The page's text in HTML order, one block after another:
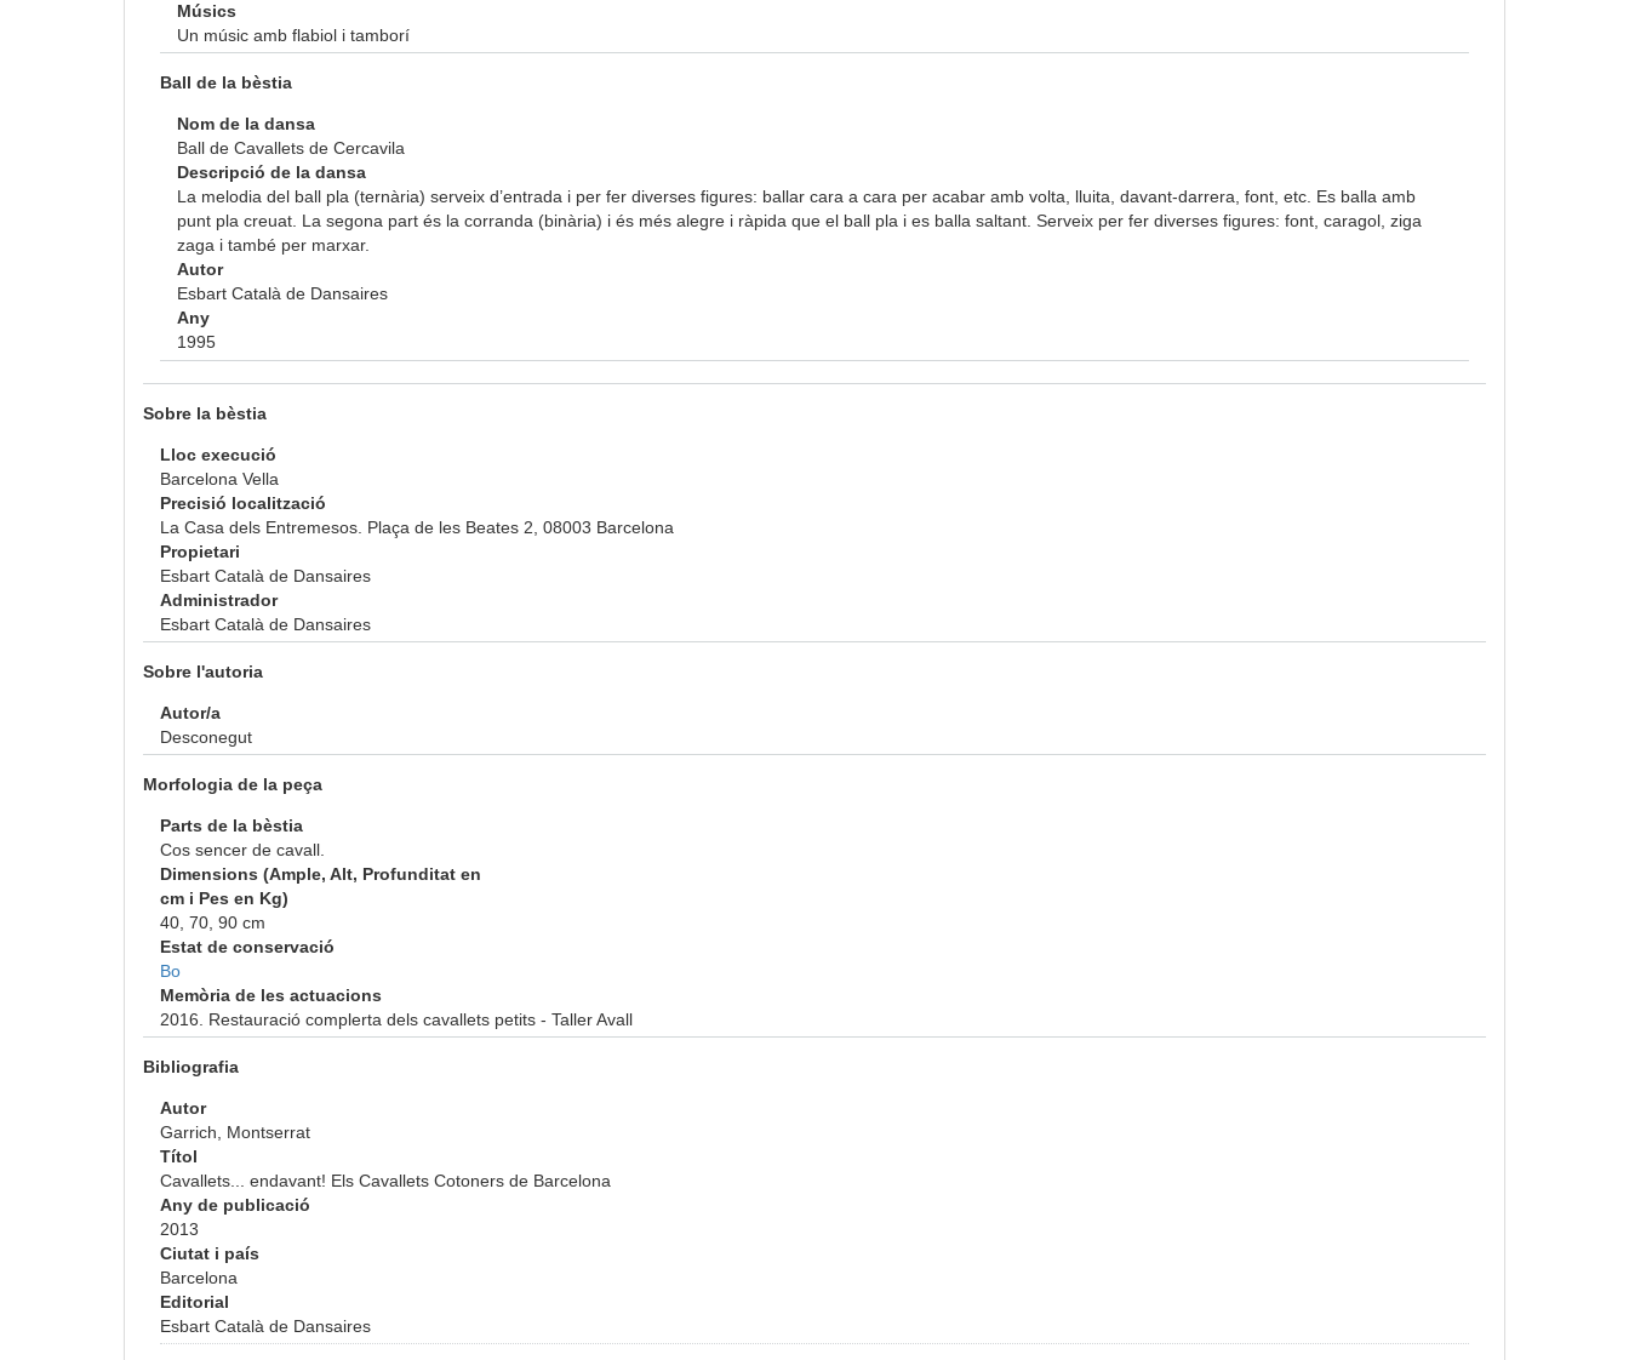
Músics
Un músic amb flabiol i tamborí
Ball de la bèstia
Nom de la dansa
Ball de Cavallets de Cercavila
Descripció de la dansa
La melodia del ball pla (ternària) serveix d’entrada i per fer diverses figures: ballar cara a cara per acabar amb volta, lluita, davant-darrera, font, etc. Es balla amb
punt pla creuat. La segona part és la corranda (binària) i és més alegre i ràpida que el ball pla i es balla saltant. Serveix per fer diverses figures: font, caragol, ziga
zaga i també per marxar.
Autor
Esbart Català de Dansaires
Any
1995
Sobre la bèstia
Lloc execució
Barcelona Vella
Precisió localització
La Casa dels Entremesos. Plaça de les Beates 2, 08003 Barcelona
Propietari
Esbart Català de Dansaires
Administrador
Esbart Català de Dansaires
Sobre l'autoria
Autor/a
Desconegut
Morfologia de la peça
Parts de la bèstia
Cos sencer de cavall.
Dimensions (Ample, Alt, Profunditat en
cm i Pes en Kg)
40, 70, 90 cm
Estat de conservació
Bo
Memòria de les actuacions
2016. Restauració complerta dels cavallets petits - Taller Avall
Bibliografia
Autor
Garrich, Montserrat
Títol
Cavallets... endavant! Els Cavallets Cotoners de Barcelona
Any de publicació
2013
Ciutat i país
Barcelona
Editorial
Esbart Català de Dansaires